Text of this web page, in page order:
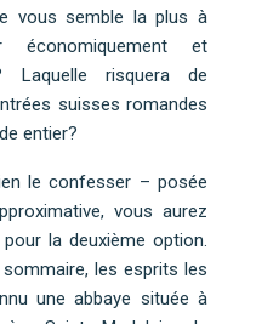
vous semble la plus à
et
Laquelle risquera de
suisses romandes
entier?
le confesser – posée
vous aurez
la deuxième option.
les esprits les
une abbaye située à